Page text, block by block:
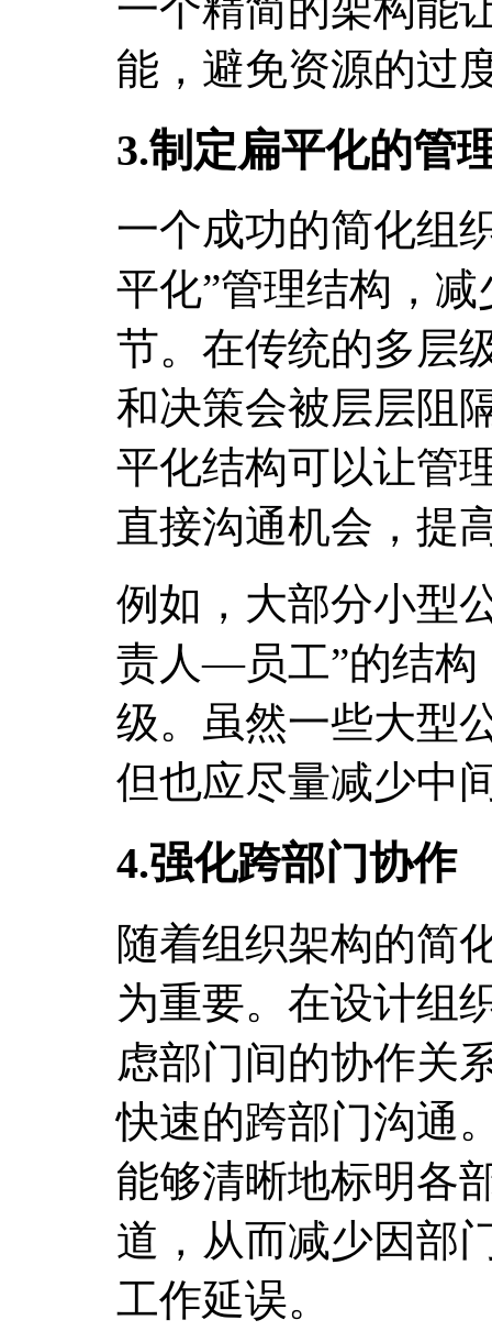
能，避免资源的过
3.制定扁平化的管
一个成功的简化组
平化”管理结构，
节。在传统的多层
和决策会被层层阻
平化结构可以让管
直接沟通机会，提
例如，大部分小型
责人—员工”的结构
级。虽然一些大型
但也应尽量减少中
4.强化跨部门协作
随着组织架构的简
为重要。在设计组
虑部门间的协作关
快速的跨部门沟通
能够清晰地标明各
道，从而减少因部
工作延误。